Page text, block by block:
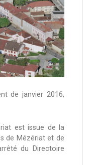
de janvier 2016,
est issue de la
de Mézériat et de
du Directoire